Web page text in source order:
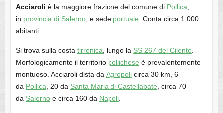
Acciaroli è la maggiore frazione del comune di Pollica
in provincia di Salerno, e sede portuale . Conta circa 1.000
abitanti.
Si trova sulla costa tirrenica , lungo la SS 267 del Cilento.
Morfologicamente il territorio pollichese è prevalentemente
montuoso. Acciaroli dista da Agropolicirca 30 km, 6
da Pollica , 20 da Santa Maria di Castellabate , circa 70
da Salernoe circa 160 da Napoli.